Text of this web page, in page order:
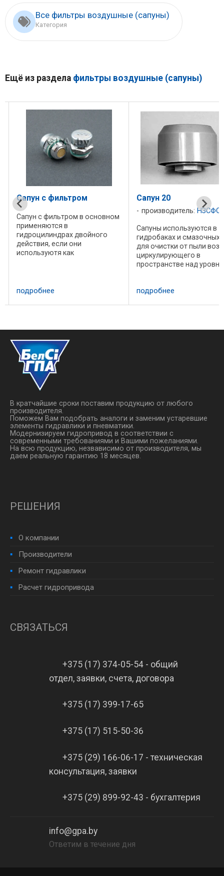
Все фильтры воздушные (сапуны)
Категория
Ещё из раздела фильтры воздушные (сапуны)
Сапун с фильтром
Сапун с фильтром в основном
применяются в
гидроцилиндрах двойного
действия, если они
используютя как
защищает фильтр от
Так же возможно применение
подробнее
Сапун 20
производитель: НЗСФО
Сапуны используются в
гидробаках и смазочных
для очистки от пыли
циркулирующего в
пространстве над
патрубке, выполненном в
подробнее
В кратчайшие сроки поставим продукцию от любого
производителя.
Поможем Вам подобрать аналоги и заменим устаревшие
элементы гидравлики и пневматики.
Модернизируем гидропривод в соответствии с
современными требованиями и Вашими пожеланиями.
На всю продукцию, незвависимо от производителя, мы
даем реальную гарантию 18 месяцев.
РЕШЕНИЯ
О компании
Производители
Ремонт гидравлики
Расчет гидропривода
СВЯЗАТЬСЯ
+375 (17) 374-05-54 - общий
отдел, заявки, счета, договора
+375 (17) 399-17-65
+375 (17) 515-50-36
+375 (29) 166-06-17 - техническая
консультация, заявки
+375 (29) 899-92-43 - бухгалтерия
info@gpa.by
Ответим в течение дня